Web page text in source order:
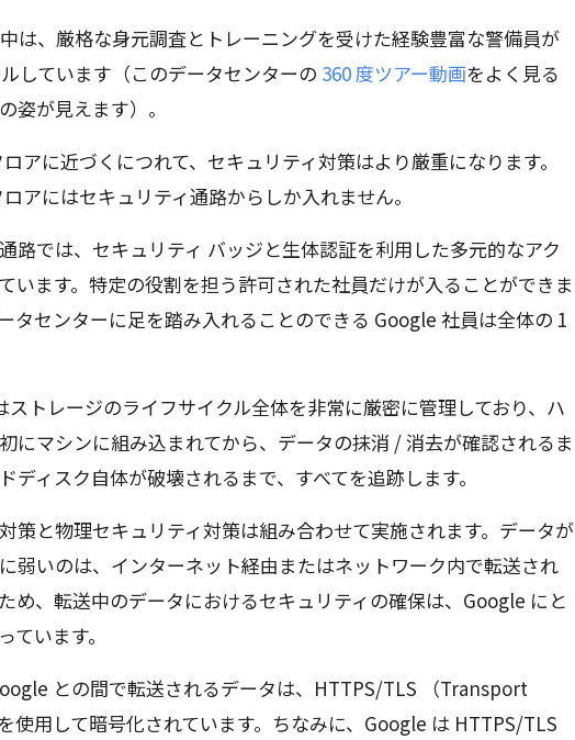
は、厳格な身元調査とトレーニングを受けた経験豊富な警備員が
しています（このデータセンターの 360 度ツアー動画をよく見る
姿が見えます）。
アに近づくにつれて、セキュリティ対策はより厳重になります。
アにはセキュリティ通路からしか入れません。
路では、セキュリティ バッジと生体認証を利用した多元的なアク
います。特定の役割を担う許可された社員だけが入ることができま
タセンターに足を踏み入れることのできる Google 社員は全体の 1
ストレージのライフサイクル全体を非常に厳密に管理しており、ハ
にマシンに組み込まれてから、データの抹消 / 消去が確認されるま
ディスク自体が破壊されるまで、すべてを追跡します。
策と物理セキュリティ対策は組み合わせて実施されます。データが
弱いのは、インターネット経由またはネットワーク内で転送され
め、転送中のデータにおけるセキュリティの確保は、Google にと
ています。
との間で転送されるデータは、HTTPS/TLS （Transport
使用して暗号化されています。ちなみに、Google は HTTPS/TLS